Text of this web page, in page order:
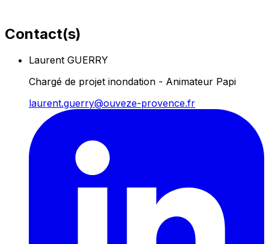
Contact(s)
Laurent GUERRY
Chargé de projet inondation - Animateur Papi
laurent.guerry@ouveze-provence.fr